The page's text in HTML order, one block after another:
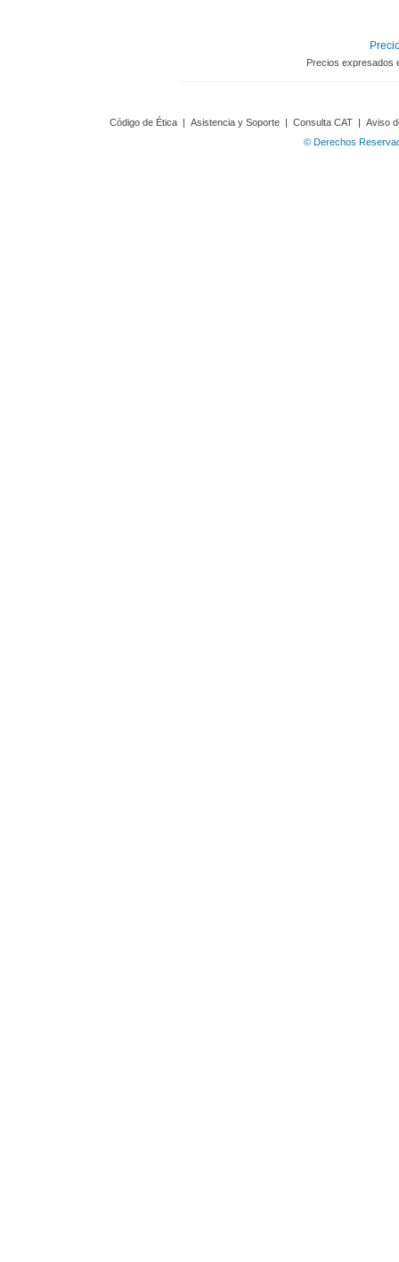
Precios expresados
Código de Ética | Asistencia y Soporte | Consulta CAT | Aviso
© Derechos